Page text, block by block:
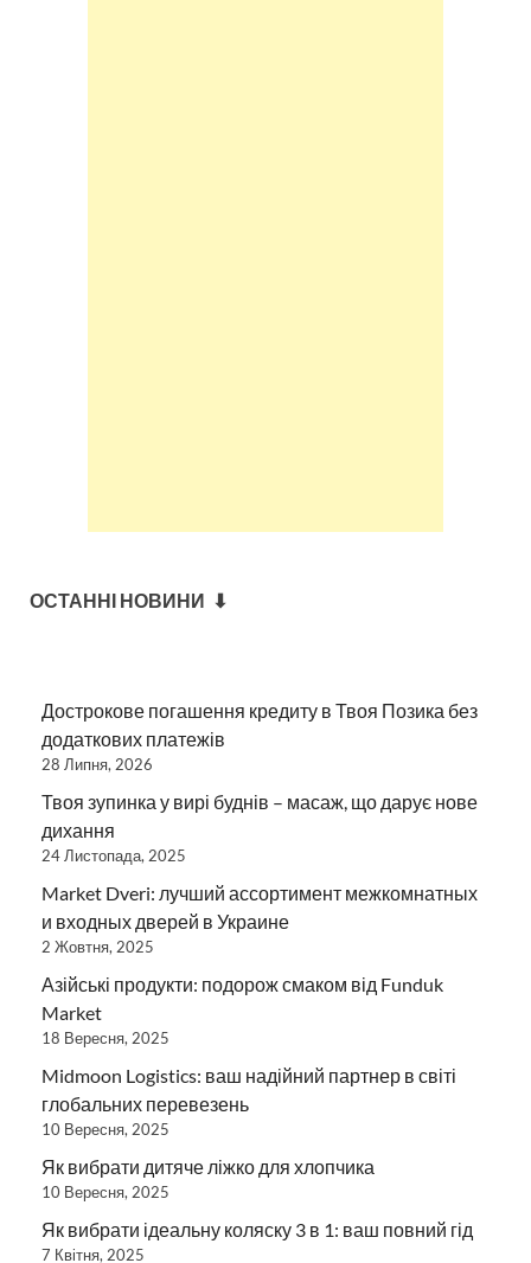
ОСТАННІ НОВИНИ ⬇
Дострокове погашення кредиту в Твоя Позика без
додаткових платежів
28 Липня, 2026
Твоя зупинка у вирі буднів – масаж, що дарує нове
дихання
24 Листопада, 2025
Market Dveri: лучший ассортимент межкомнатных
и входных дверей в Украине
2 Жовтня, 2025
Азійські продукти: подорож смаком від Funduk
Market
18 Вересня, 2025
Midmoon Logistics: ваш надійний партнер в світі
глобальних перевезень
10 Вересня, 2025
Як вибрати дитяче ліжко для хлопчика
10 Вересня, 2025
Як вибрати ідеальну коляску 3 в 1: ваш повний гід
7 Квітня, 2025